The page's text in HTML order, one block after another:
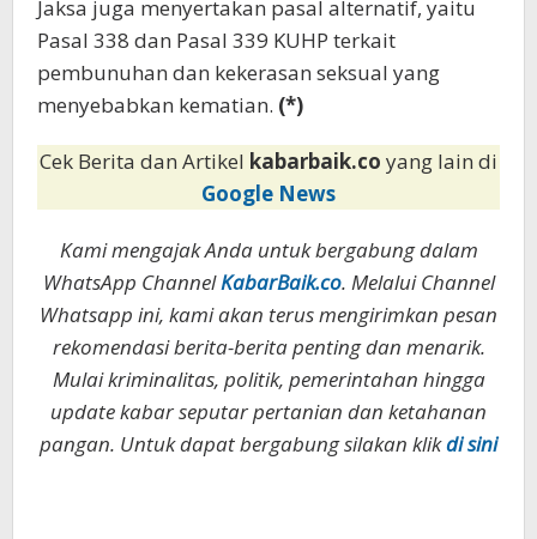
Jaksa juga menyertakan pasal alternatif, yaitu
Pasal 338 dan Pasal 339 KUHP terkait
pembunuhan dan kekerasan seksual yang
menyebabkan kematian. (*)
Cek Berita dan Artikel kabarbaik.co yang lain di
Google News
Kami mengajak Anda untuk bergabung dalam
WhatsApp ChannelKabarBaik.co. Melalui Channel
Whatsapp ini, kami akan terus mengirimkan pesan
rekomendasi berita-berita penting dan menarik.
Mulai kriminalitas, politik, pemerintahan hingga
update kabar seputar pertanian dan ketahanan
pangan. Untuk dapat bergabung silakan klikdi sini